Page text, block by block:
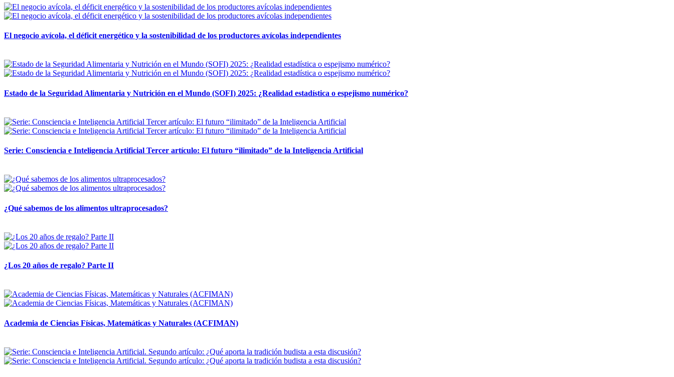
El negocio avícola, el déficit energético y la sostenibilidad de los productores avícolas independientes
Estado de la Seguridad Alimentaria y Nutrición en el Mundo (SOFI) 2025: ¿Realidad estadística o espejismo numérico?
Serie: Consciencia e Inteligencia Artificial Tercer artículo: El futuro “ilimitado” de la Inteligencia Artificial
¿Qué sabemos de los alimentos ultraprocesados?
¿Los 20 años de regalo? Parte II
Academia de Ciencias Físicas, Matemáticas y Naturales (ACFIMAN)